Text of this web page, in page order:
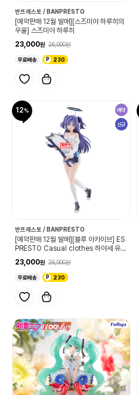
반프레스토 / BANPRESTO
[예약판매 12월 발매][스즈미야 하루히의
우울] 스즈미야 하루히
23,000
26,000
무료배송 230
12 예약
신규
반프레스토 / BANPRESTO
[예약판매 12월 발매][블루 아카이브] ES
PRESTO Casual clothes 하야세 유우
23,000 26,000
무료배송 230